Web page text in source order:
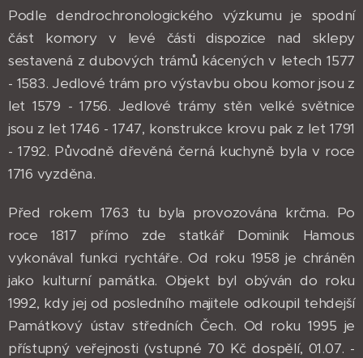
Podle dendrochronologického výzkumu je spodní
část komory v levé části dispozice nad sklepy
sestavená z dubových trámů kácených v letech 1577
- 1583. Jedlové trám pro výstavbu obou komor jsou z
let 1579 - 1756. Jedlové trámy stěn velké světnice
jsou z let 1746 - 1747, konstrukce krovu pak z let 1791
- 1792. Původně dřevěná černá kuchyně byla v roce
1716 vyzděna.
Před rokem 1763 tu byla provozována krčma. Po
roce 1817 přímo zde statkář Dominik Hamous
vykonával funkci rychtáře. Od roku 1958 je chráněn
jako kulturní památka. Objekt byl obýván do roku
1992, kdy jej od posledního majitele odkoupil tehdejší
Památkový ústav středních Čech. Od roku 1995 je
přístupný veřejnosti (vstupné 70 Kč dospělí, 01.07. -